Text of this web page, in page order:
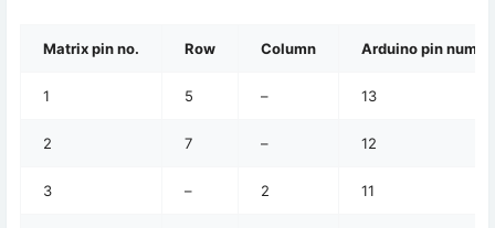
Matrix pin no. Row Column Arduino pin
1 5 – 13
2 7 – 12
3 – 2 11